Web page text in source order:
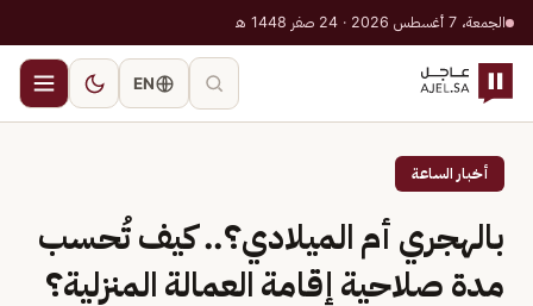
الجمعة، 7 أغسطس 2026 · 24 صفر 1448 هـ
EN
أخبار الساعة
بالهجري أم الميلادي؟.. كيف تُحسب
مدة صلاحية إقامة العمالة المنزلية؟